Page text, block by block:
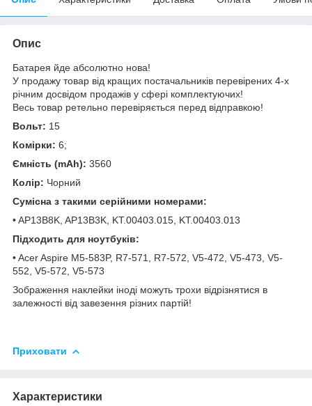
Опис
Батарея йде абсолютно нова!
У продажу товар від кращих постачальників перевірених 4-х
річним досвідом продажів у сфері комплектуючих!
Весь товар ретельно перевіряється перед відправкою!
Вольт: 15
Комірки: 6;
Ємність (mAh): 3560
Колір: Чорний
Сумісна з такими серійними номерами:
• AP13B8K, AP13B3K, KT.00403.015, KT.00403.013
Підходить для ноутбуків:
• Acer Aspire M5-583P, R7-571, R7-572, V5-472, V5-473, V5-
552, V5-572, V5-573
Зображення наклейки іноді можуть трохи відрізнятися в
залежності від завезення різних партій!
Приховати
Характеристики